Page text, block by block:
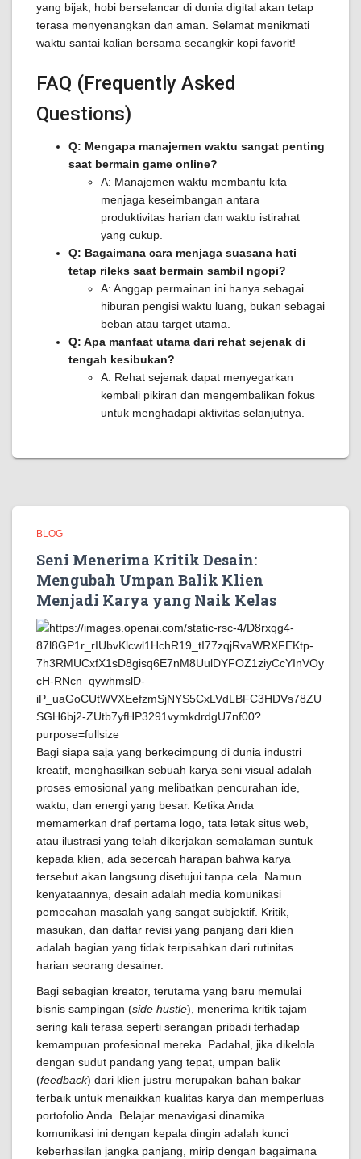
yang bijak, hobi berselancar di dunia digital akan tetap
terasa menyenangkan dan aman. Selamat menikmati
waktu santai kalian bersama secangkir kopi favorit!
FAQ (Frequently Asked
Questions)
Q: Mengapa manajemen waktu sangat penting
saat bermain game online?
A: Manajemen waktu membantu kita
menjaga keseimbangan antara
produktivitas harian dan waktu istirahat
yang cukup.
Q: Bagaimana cara menjaga suasana hati
tetap rileks saat bermain sambil ngopi?
A: Anggap permainan ini hanya sebagai
hiburan pengisi waktu luang, bukan sebagai
beban atau target utama.
Q: Apa manfaat utama dari rehat sejenak di
tengah kesibukan?
A: Rehat sejenak dapat menyegarkan
kembali pikiran dan mengembalikan fokus
untuk menghadapi aktivitas selanjutnya.
BLOG
Seni Menerima Kritik Desain:
Mengubah Umpan Balik Klien
Menjadi Karya yang Naik Kelas
Bagi siapa saja yang berkecimpung di dunia industri
kreatif, menghasilkan sebuah karya seni visual adalah
proses emosional yang melibatkan pencurahan ide,
waktu, dan energi yang besar. Ketika Anda
memamerkan draf pertama logo, tata letak situs web,
atau ilustrasi yang telah dikerjakan semalaman suntuk
kepada klien, ada secercah harapan bahwa karya
tersebut akan langsung disetujui tanpa cela. Namun
kenyataannya, desain adalah media komunikasi
pemecahan masalah yang sangat subjektif. Kritik,
masukan, dan daftar revisi yang panjang dari klien
adalah bagian yang tidak terpisahkan dari rutinitas
harian seorang desainer.
Bagi sebagian kreator, terutama yang baru memulai
bisnis sampingan (side hustle), menerima kritik tajam
sering kali terasa seperti serangan pribadi terhadap
kemampuan profesional mereka. Padahal, jika dikelola
dengan sudut pandang yang tepat, umpan balik
(feedback) dari klien justru merupakan bahan bakar
terbaik untuk menaikkan kualitas karya dan memperluas
portofolio Anda. Belajar menavigasi dinamika
komunikasi ini dengan kepala dingin adalah kunci
keberhasilan jangka panjang, mirip dengan bagaimana